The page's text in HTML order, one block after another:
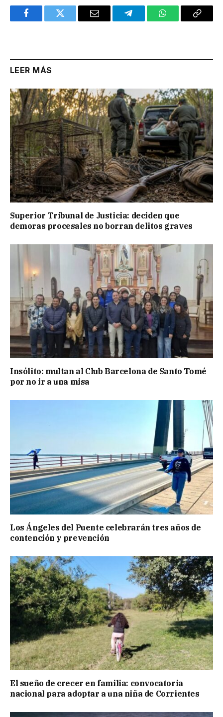
FacebookTwitter Email TelegramWhatsAppCopy
LEER MÁS
Superior Tribunal de Justicia: deciden que
demoras procesales no borran delitos graves
Insólito: multan al Club Barcelona de Santo Tomé
por no ir a una misa
Los Ángeles del Puente celebrarán tres años de
contención y prevención
El sueño de crecer en familia: convocatoria
nacional para adoptar a una niña de Corrientes